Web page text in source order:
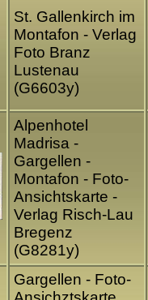
St. Gallenkirch im
Montafon - Verlag
Foto Branz
Lustenau
(G6603y)
Alpenhotel
Madrisa -
Gargellen -
Montafon - Foto-
Ansichtskarte -
Verlag Risch-Lau
Bregenz
(G8281y)
Gargellen - Foto-